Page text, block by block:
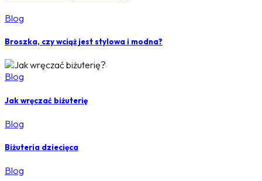
Blog
Broszka, czy wciąż jest stylowa i modna?
Blog
Jak wręczać biżuterię
Blog
Biżuteria dziecięca
Blog